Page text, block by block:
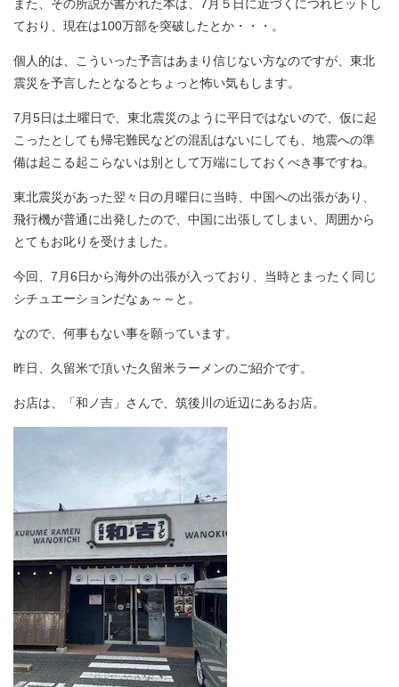
また、その所説が書かれた本は、7月５日に近づくにつれヒットし
ており、現在は100万部を突破したとか・・・。
個人的は、こういった予言はあまり信じない方なのですが、東北
震災を予言したとなるとちょっと怖い気もします。
7月5日は土曜日で、東北震災のように平日ではないので、仮に起
こったとしても帰宅難民などの混乱はないにしても、地震への準
備は起こる起こらないは別として万端にしておくべき事ですね。
東北震災があった翌々日の月曜日に当時、中国への出張があり、
飛行機が普通に出発したので、中国に出張してしまい、周囲から
とてもお叱りを受けました。
今回、7月6日から海外の出張が入っており、当時とまったく同じ
シチュエーションだなぁ～～と。
なので、何事もない事を願っています。
昨日、久留米で頂いた久留米ラーメンのご紹介です。
お店は、「和ノ吉」さんで、筑後川の近辺にあるお店。